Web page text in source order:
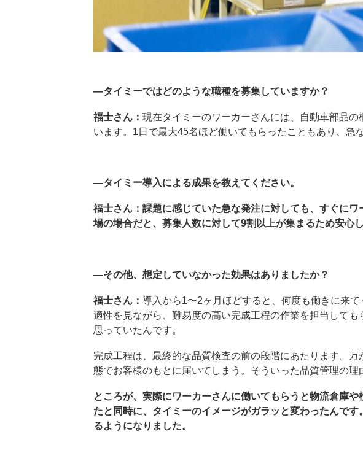
―タイミーではどのような職種を募集していますか？
福士さん： 現在タイミーのワーカーさんには、自動車部品
います。1日で最大45名ほど働いてもらったこともあり、急
―タイミー導入による成果を教えてください。
福士さん：課題に感じていた急な発注に対しても、すぐに
場の場合だと、募集人数に対して9割以上が集まるため安心
―その他、想定していなかった効果はありましたか？
福士さん： 導入から1〜2ヶ月ほどすると、何度も働きに来
適性を見ながら、難易度の高い完成工程の作業を担当して
思っていたんです。
完成工程は、最終的な品質検査の前の段階にあたります。
態でお客様のもとに届いてしまう。そういった品質管理の
ところが、実際にワーカーさんに働いてもらうと物流倉庫
たと同時に、タイミーのイメージがガラッと変わったんで
るようになりました。